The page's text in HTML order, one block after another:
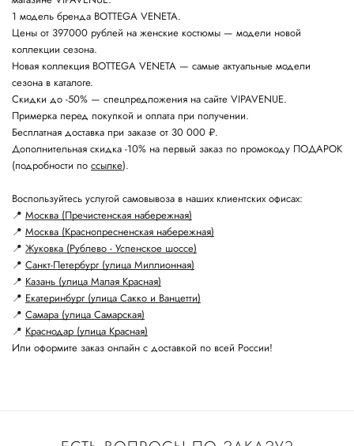
1 модель бренда BOTTEGA VENETA.
Цены от 397000 рублей на женские костюмы — модели новой
коллекции сезона.
Новая коллекция BOTTEGA VENETA — самые актуальные модели
сезона в каталоге.
Скидки до -50% — спецпредложения на сайте VIPAVENUE.
Примерка перед покупкой и оплата при получении.
Бесплатная доставка при заказе от 30 000 ₽.
Дополнительная скидка -10% на первый заказ по промокоду ПОДАРОК
(подробности по ссылке).
Воспользуйтесь услугой самовывоза в наших клиентских офисах:
📍 Москва (Пречистенская набережная)
📍 Москва (Краснопресненская набережная)
📍 Жуковка (Рублево - Успенское шоссе)
📍 Санкт-Петербург (улица Миллионная)
📍 Казань (улица Малая Красная)
📍 Екатеринбург (улица Сакко и Ванцетти)
📍 Самара (улица Самарская)
📍 Краснодар (улица Красная)
Или оформите заказ онлайн с доставкой по всей России!